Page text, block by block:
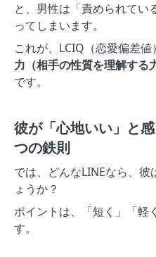
と、男性は「責められてい
ってしまいます。
これが、LCIQ（恋愛偏差
力（相手の性質を理解する
です。
彼が「心地いい」と
つの鉄則
では、どんなLINEなら、
ょうか？
ポイントは、「短く」「軽
す。